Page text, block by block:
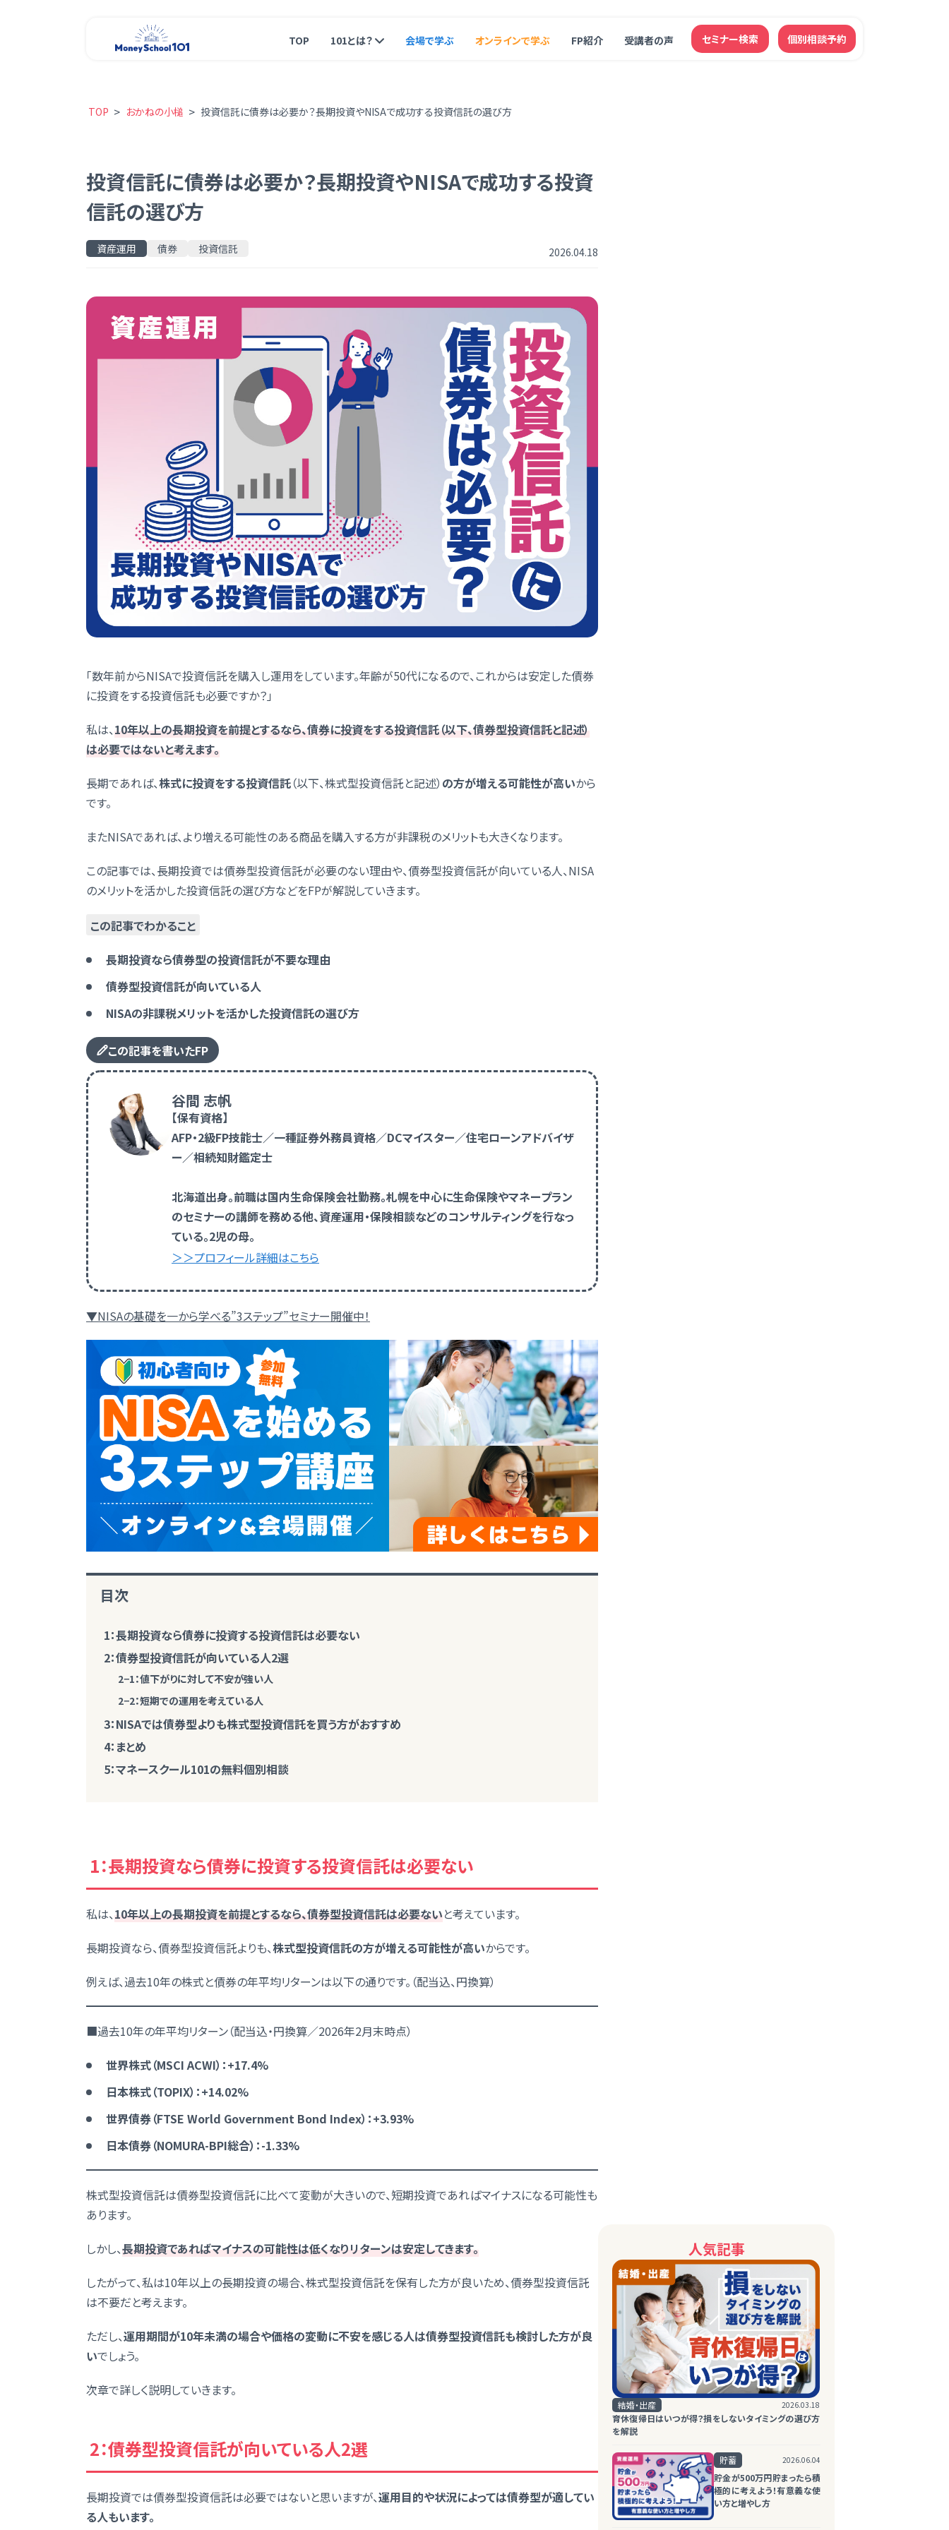
TOP 101とは？ 会場で学ぶ オンラインで学ぶ FP紹介 受講者の声 セミナー検索 個別相談予約
TOP > おかねの小槌 > 投資信託に債券は必要か？長期投資やNISAで成功する投資信託の選び方
投資信託に債券は必要か？長期投資やNISAで成功する投資
信託の選び方
資産運用 債券 投資信託 2026.04.18
「数年前からNISAで投資信託を購入し運用をしています。年齢が50代になるので、これからは安定した債券
に投資をする投資信託も必要ですか？」
私は、10年以上の長期投資を前提とするなら、債券に投資をする投資信託（以下、債券型投資信託と記述）
は必要ではないと考えます。
長期であれば、株式に投資をする投資信託（以下、株式型投資信託と記述） の方が増える可能性が高いから
です。
またNISAであれば、より増える可能性のある商品を購入する方が非課税のメリットも大きくなります。
この記事では、長期投資では債券型投資信託が必要のない理由や、債券型投資信託が向いている人、NISA
のメリットを活かした投資信託の選び方などをFPが解説していきます。
この記事でわかること
長期投資なら債券型の投資信託が不要な理由
債券型投資信託が向いている人
NISAの非課税メリットを活かした投資信託の選び方
この記事を書いたFP
谷間 志帆
【保有資格】
AFP・2級FP技能士／一種証券外務員資格／DCマイスター／住宅ローンアドバイザ
ー／相続知財鑑定士
北海道出身。前職は国内生命保険会社勤務。札幌を中心に生命保険やマネープラン
のセミナーの講師を務める他、資産運用・保険相談などのコンサルティングを行なっ
ている。2児の母。
＞＞プロフィール詳細はこちら
▼NISAの基礎を一から学べる”3ステップ”セミナー開催中！
目次
1：長期投資なら債券に投資する投資信託は必要ない
2：債券型投資信託が向いている人2選
2−1：値下がりに対して不安が強い人
2−2：短期での運用を考えている人
3：NISAでは債券型よりも株式型投資信託を買う方がおすすめ
4：まとめ
5：マネースクール101の無料個別相談
1：長期投資なら債券に投資する投資信託は必要ない
私は、10年以上の長期投資を前提とするなら、債券型投資信託は必要ないと考えています。
長期投資なら、債券型投資信託よりも、株式型投資信託の方が増える可能性が高いからです。
例えば、過去10年の株式と債券の年平均リターンは以下の通りです。（配当込、円換算）
■過去10年の年平均リターン（配当込・円換算／2026年2月末時点）
世界株式（MSCI ACWI）：+17.4%
日本株式（TOPIX）：+14.02%
世界債券（FTSE World Government Bond Index）：+3.93%
日本債券（NOMURA-BPI総合）：-1.33%
株式型投資信託は債券型投資信託に比べて変動が大きいので、短期投資であればマイナスになる可能性も
あります。
しかし、長期投資であればマイナスの可能性は低くなりリターンは安定してきます。
したがって、私は10年以上の長期投資の場合、株式型投資信託を保有した方が良いため、債券型投資信託
は不要だと考えます。
ただし、運用期間が10年未満の場合や価格の変動に不安を感じる人は債券型投資信託も検討した方が良
いでしょう。
次章で詳しく説明していきます。
2：債券型投資信託が向いている人2選
長期投資では債券型投資信託は必要ではないと思いますが、運用目的や状況によっては債券型が適してい
る人もいます。
人気記事
結婚・出産 2026.03.18
育休復帰日はいつが得？損をしないタイミングの選び方
を解説
貯蓄 2026.06.04
貯金が500万円貯まったら積
極的に考えよう！有意義な使
い方と増やし方